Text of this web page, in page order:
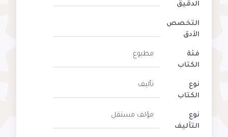
الدقيق
التخصص
الأدق
فئة
الكتاب
مطبوع
نوع
الكتاب
تأليف
نوع
التأليف
مؤلف مستقل